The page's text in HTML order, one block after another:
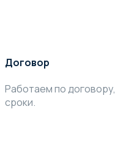
Договор
Работаем по
сроки.